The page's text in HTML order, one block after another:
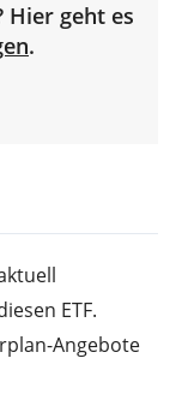
Hier geht es
.
ETF.
Angebote